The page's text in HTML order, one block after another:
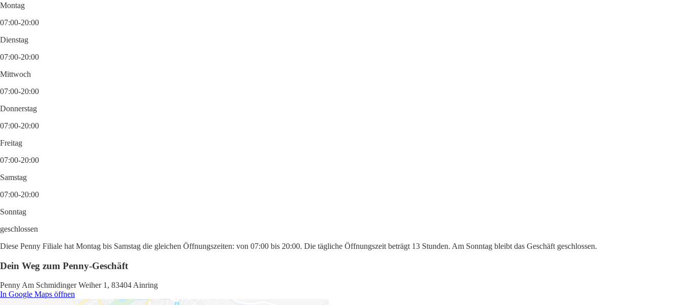
Montag
07:00-20:00
Dienstag
07:00-20:00
Mittwoch
07:00-20:00
Donnerstag
07:00-20:00
Freitag
07:00-20:00
Samstag
07:00-20:00
Sonntag
geschlossen
Diese Penny Filiale hat Montag bis Samstag die gleichen Öffnungszeiten: von 07:00 bis 20:00. Die tägliche Öffnungszeit beträgt 13 Stunden. Am Sonntag bleibt das Geschäft geschlossen.
Dein Weg zum Penny-Geschäft
Penny Am Schmidinger Weiher 1, 83404 Ainring
In Google Maps öffnen